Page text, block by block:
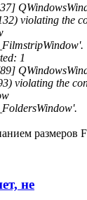
violating the
1
violating the
размеров
не